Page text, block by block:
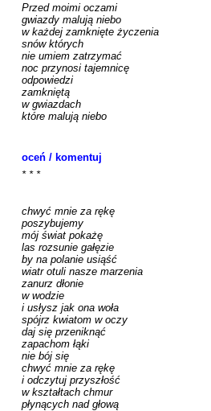
Przed moimi oczami
gwiazdy malują niebo
w każdej zamknięte życzenia
snów których
nie umiem zatrzymać
noc przynosi tajemnicę
odpowiedzi
zamkniętą
w gwiazdach
które malują niebo
oceń / komentuj
* * *
chwyć mnie za rękę
poszybujemy
mój świat pokażę
las rozsunie gałęzie
by na polanie usiąść
wiatr otuli nasze marzenia
zanurz dłonie
w wodzie
i usłysz jak ona woła
spójrz kwiatom w oczy
daj się przeniknąć
zapachom łąki
nie bój się
chwyć mnie za rękę
i odczytuj przyszłość
w kształtach chmur
płynących nad głową